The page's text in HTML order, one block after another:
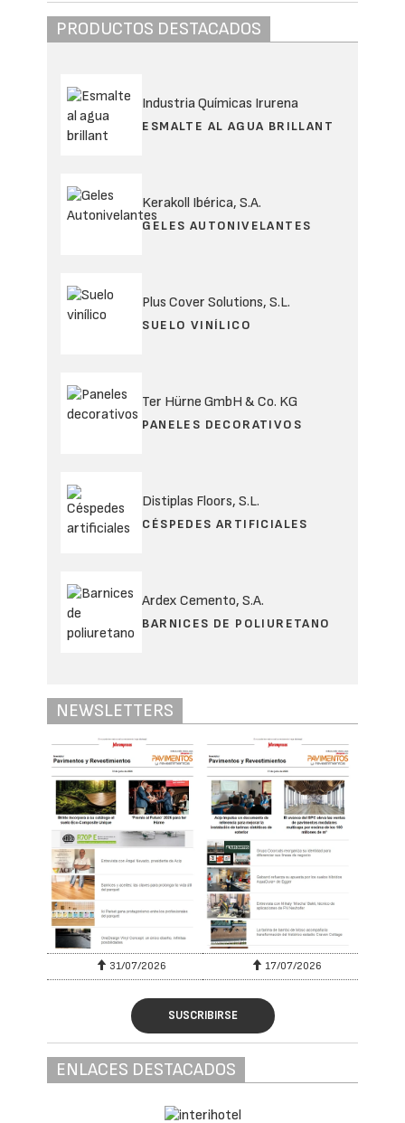
PRODUCTOS DESTACADOS
Industria Químicas Irurena
ESMALTE AL AGUA BRILLANT
Kerakoll Ibérica, S.A.
GELES AUTONIVELANTES
Plus Cover Solutions, S.L.
SUELO VINÍLICO
Ter Hürne GmbH & Co. KG
PANELES DECORATIVOS
Distiplas Floors, S.L.
CÉSPEDES ARTIFICIALES
Ardex Cemento, S.A.
BARNICES DE POLIURETANO
NEWSLETTERS
31/07/2026 17/07/2026
SUSCRIBIRSE
ENLACES DESTACADOS